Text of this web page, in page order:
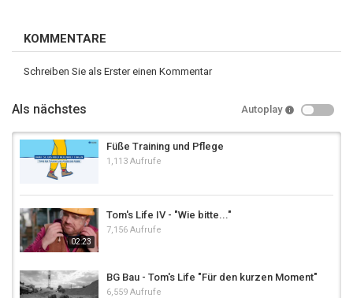
KOMMENTARE
Schreiben Sie als Erster einen Kommentar
Als nächstes Autoplay
Füße Training und Pflege
1,113 Aufrufe
02:23
Tom's Life IV - "Wie bitte..."
7,156 Aufrufe
BG Bau - Tom's Life "Für den kurzen Moment"
6,559 Aufrufe